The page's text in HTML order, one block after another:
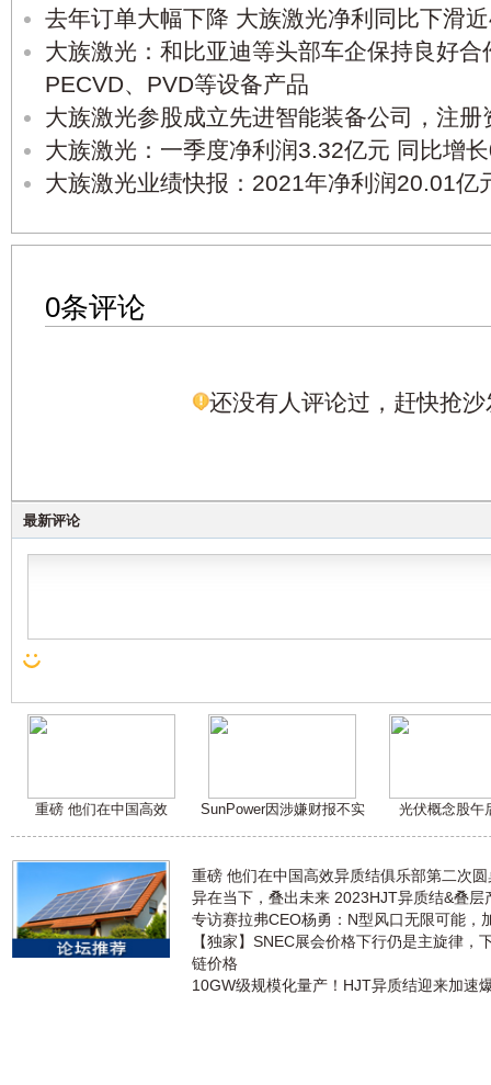
去年订单大幅下降 大族激光净利同比下滑
大族激光：和比亚迪等头部车企保持良好
PECVD、PVD等设备产品
大族激光参股成立先进智能装备公司，注
大族激光：一季度净利润3.32亿元 同比增
大族激光业绩快报：2021年净利润20.01亿
0条评论
还没有人评论过，赶快抢沙
最新评论
重磅 他们在中国高效 SunPower因涉嫌财报不实 光伏概念股午
重磅 他们在中国高效异质结俱乐部第二次
异在当下，叠出未来 2023HJT异质结&叠层
专访赛拉弗CEO杨勇：N型风口无限可能，
【独家】SNEC展会价格下行仍是主旋律，
链价格
10GW级规模化量产！HJT异质结迎来加速